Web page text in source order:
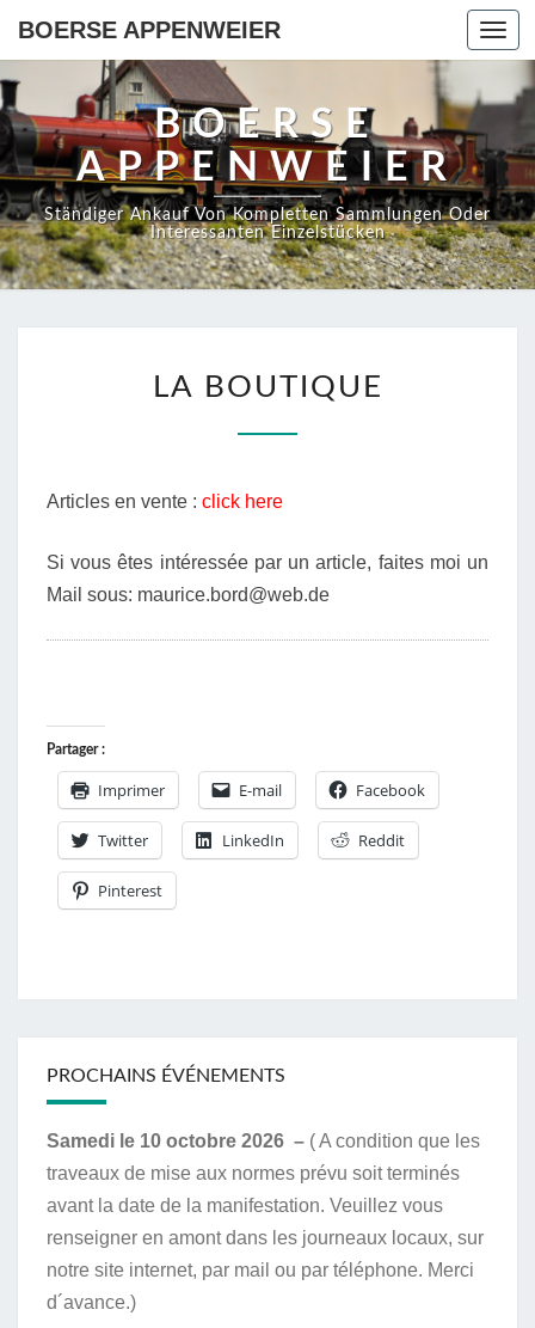
BOERSE APPENWEIER
BOERSE
APPENWEIER
Ständiger Ankauf Von Kompletten Sammlungen Oder
Interessanten Einzelstücken
BOUTIQUE
LA BOUTIQUE
Articles en vente : click here
Si vous êtes intéressée par un article, faites moi un
Mail sous: maurice.bord@web.de
Partager :
Imprimer E-mail Facebook
Twitter LinkedIn Reddit
Pinterest
PROCHAINS ÉVÉNEMENTS
Samedi le 10 octobre 2026 – ( A condition que les
traveaux de mise aux normes prévu soit terminés
avant la date de la manifestation. Veuillez vous
renseigner en amont dans les journeaux locaux, sur
notre site internet, par mail ou par téléphone. Merci
d´avance.)